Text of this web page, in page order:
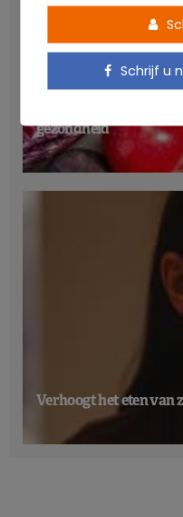
gezondheid
Verhoogt het eten van
Schrijf u